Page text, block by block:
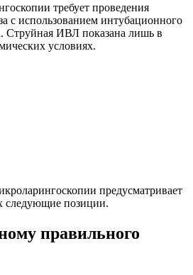
требует проведения
с использованием интубационного
Струйная ИВЛ показана лишь в
условиях.
предусматривает
следующие позиции.
правильного